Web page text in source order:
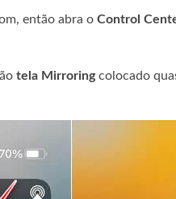
então abra o Control
tela Mirroringcolocado